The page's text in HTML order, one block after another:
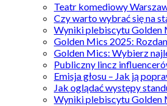
Teatr komediowy
Czy warto wybrać się na
Wyniki plebiscytu Golden
Golden Mics 2025:
Golden Mics: Wybierz
Publiczny lincz
Emisja głosu – Jak ją
Jak oglądać występy
Wyniki plebiscytu Golden